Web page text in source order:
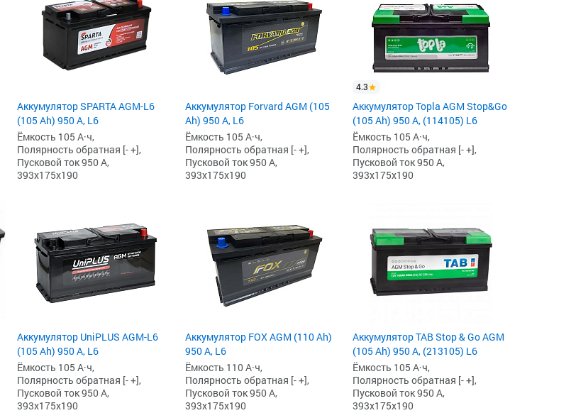
Аккумулятор SPARTA AGM-L6
(105 Ah) 950 А, L6
Ёмкость 105 А·ч,
Полярность обратная [- +],
Пусковой ток 950 А,
393x175x190
Аккумулятор Forvard AGM (105
Ah) 950 А, L6
Ёмкость 105 А·ч,
Полярность обратная [- +],
Пусковой ток 950 А,
393x175x190
4.3
Аккумулятор Topla AGM Stop&Go
(105 Ah) 950 А, (114105) L6
Ёмкость 105 А·ч,
Полярность обратная [- +],
Пусковой ток 950 А,
393x175x190
Аккумулятор UniPLUS AGM-L6
(105 Ah) 950 А, L6
Ёмкость 105 А·ч,
Полярность обратная [- +],
Пусковой ток 950 А,
393x175x190
Аккумулятор FOX AGM (110 Ah)
950 А, L6
Ёмкость 110 А·ч,
Полярность обратная [- +],
Пусковой ток 950 А,
393x175x190
Аккумулятор TAB Stop & Go AGM
(105 Ah) 950 А, (213105) L6
Ёмкость 105 А·ч,
Полярность обратная [- +],
Пусковой ток 950 А,
393x175x190